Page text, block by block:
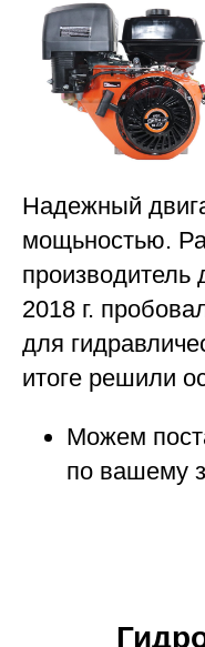
Надежный
мощьностью.
производитель
2018 г.
для
итоге решили
Можем
по вашему